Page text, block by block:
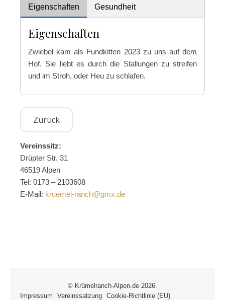
Eigenschaften Gesundheit
Eigenschaften
Zwiebel kam als Fundkitten 2023 zu uns auf dem
Hof. Sie liebt es durch die Stallungen zu streifen
und im Stroh, oder Heu zu schlafen.
Vereinssitz:
Drüpter Str. 31
46519 Alpen
Tel: 0173 – 2103608
E-Mail: kruemel-ranch@gmx.de
© Krümelranch-Alpen.de 2026.
Impressum
Vereinssatzung Cookie-Richtlinie (EU)